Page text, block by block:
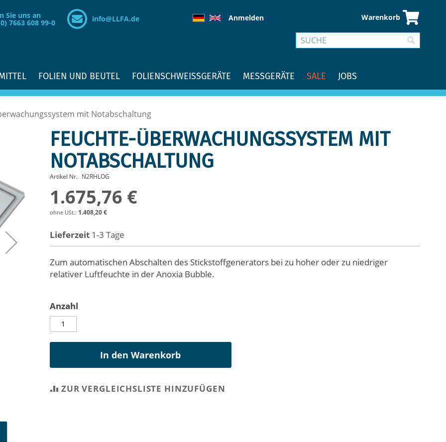
Anmelden Warenkorb
Suche
Sie uns an
7663 608 99-0 info@LLFA.de
FOLIEN UND BEUTEL FOLIENSCHWEISSGERÄTE MESSGERÄTE SALE JOBS
mit Notabschaltung
FEUCHTE-ÜBERWACHUNGSSYSTEM MIT
NOTABSCHALTUNG
Artikel Nr. N2RHLOG
1.675,76 €
1.408,20 €
Lieferzeit 1-3 Tage
Zum automatischen Abschalten des Stickstoffgenerators bei zu hoher oder zu niedriger
relativer Luftfeuchte in der Anoxia Bubble.
Anzahl
In den Warenkorb
ZUR VERGLEICHSLISTE HINZUFÜGEN